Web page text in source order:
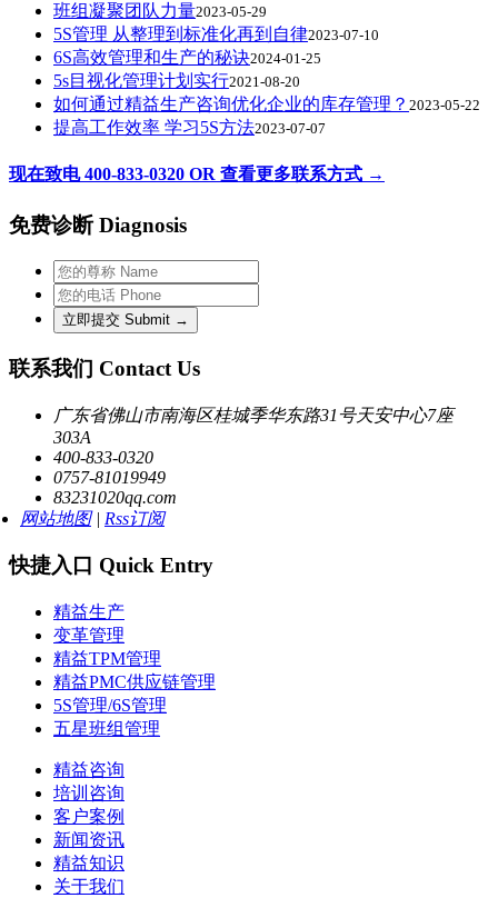
班组凝聚团队力量2023-05-29
5S管理 从整理到标准化再到自律2023-07-10
6S高效管理和生产的秘诀2024-01-25
5s目视化管理计划实行2021-08-20
如何通过精益生产咨询优化企业的库存管理？ 2023-05-22
提高工作效率 学习5S方法2023-07-07
现在致电 400-833-0320 OR 查看更多联系方式 →
免费诊断 Diagnosis
联系我们 Contact Us
广东省佛山市南海区桂城季华东路31号天安中心7座
303A
400-833-0320
0757-81019949
83231020qq.com
网站地图| Rss订阅
快捷入口 Quick Entry
精益生产
变革管理
精益TPM管理
精益PMC供应链管理
5S管理/6S管理
五星班组管理
精益咨询
培训咨询
客户案例
新闻资讯
精益知识
关于我们